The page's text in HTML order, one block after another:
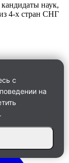
наук,
4-х стран СНГ
с
на